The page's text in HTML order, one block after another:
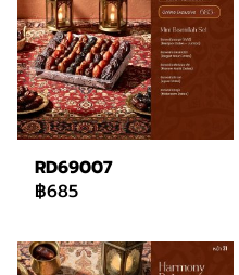
RD69007
฿685